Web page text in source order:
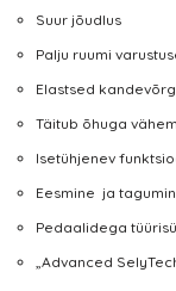
Suur jõudlus
Palju ruumi
Elastsed
Täitub õhuga
Isetühjenev
Eesmine ja
Pedaalidega
„Advanced